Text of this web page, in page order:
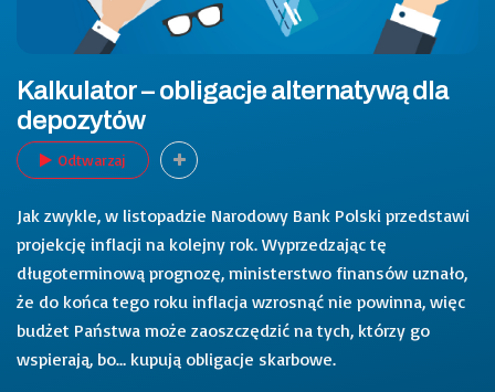
Kalkulator – obligacje alternatywą dla
depozytów
Odtwarzaj
Jak zwykle, w listopadzie Narodowy Bank Polski przedstawi
projekcję inflacji na kolejny rok. Wyprzedzając tę
długoterminową prognozę, ministerstwo finansów uznało,
że do końca tego roku inflacja wzrosnąć nie powinna, więc
budżet Państwa może zaoszczędzić na tych, którzy go
wspierają, bo… kupują obligacje skarbowe.